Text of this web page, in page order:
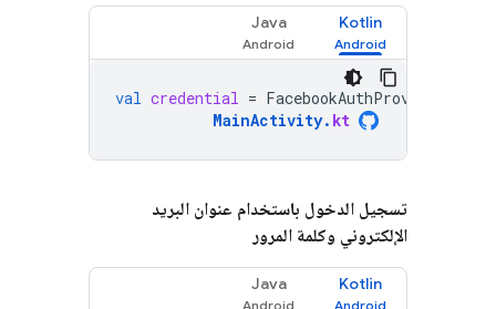
Kotlin
Java
val credential = FacebookAuthProvider
MainActivity. kt
تسجيل الدخول باستخدام عنوان البريد
الإلكتروني وكلمة المرور
Kotlin
Java